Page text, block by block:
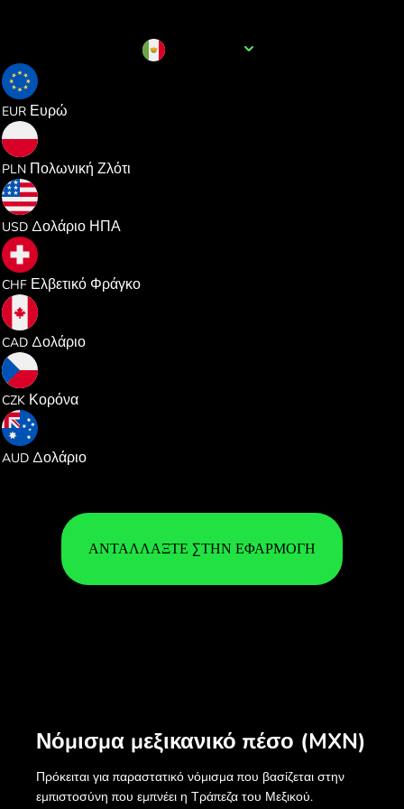
EUR Ευρώ
PLN Πολωνική Ζλότι
USD Δολάριο ΗΠΑ
CHF Ελβετικό Φράγκο
CAD Δολάριο
CZK Κορόνα
AUD Δολάριο
ΑΝΤΑΛΛΆΞΤΕ ΣΤΗΝ ΕΦΑΡΜΟΓΉ
Νόμισμα μεξικανικό πέσο (MXN)
Πρόκειται για παραστατικό νόμισμα που βασίζεται στην
εμπιστοσύνη που εμπνέει η Τράπεζα του Μεξικού.